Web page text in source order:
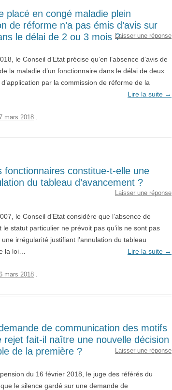
placé en congé maladie plein
de réforme n’a pas émis d’avis sur
le délai de 2 ou 3 mois ?Laisser une réponse
le Conseil d’Etat précise qu’en l’absence d’avis de
la maladie d’un fonctionnaire dans le délai de deux
par la commission de réforme de la
Lire la suite →
mars 2018 .
fonctionnaires constitue-t-elle une
du tableau d’avancement ?
Laisser une réponse
le Conseil d’Etat considère que l’absence de
statut particulier ne prévoit pas qu’ils ne sont pas
irrégularité justifiant l’annulation du tableau
la loi…
Lire la suite →
mars 2018 .
de communication des motifs
rejet fait-il naître une nouvelle décision
de la première ?
Laisser une réponse
du 16 février 2018, le juge des référés du
le silence gardé sur une demande de